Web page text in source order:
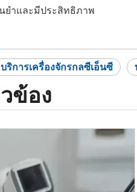
ยำและมีประสิทธิภาพ
บริการเครื่องจักรกลซีเอ็นซี
ข้อง